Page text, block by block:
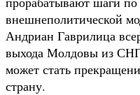
внешнеполитической
Андриан Гаврилица
выхода Молдовы из
может стать
страну.